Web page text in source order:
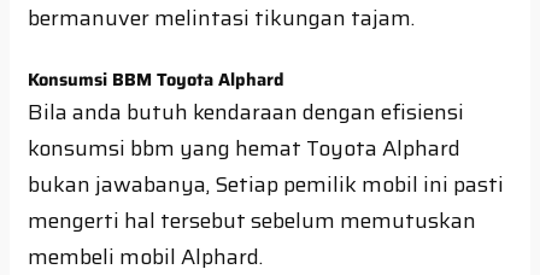
bermanuver melintasi tikungan tajam.
Konsumsi BBM Toyota Alphard
Bila anda butuh kendaraan dengan efisiensi
konsumsi bbm yang hemat Toyota Alphard
bukan jawabanya, Setiap pemilik mobil ini pasti
mengerti hal tersebut sebelum memutuskan
membeli mobil Alphard.